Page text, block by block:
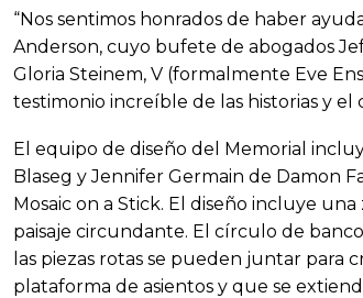
“Nos sentimos honrados de haber
Anderson, cuyo bufete de abogados
Gloria Steinem, V (formalmente Eve
testimonio increíble de las historias y el
El equipo de diseño del Memorial
Blaseg y Jennifer Germain de Damon
Mosaic on a Stick. El diseño incluye
paisaje circundante. El círculo de
las piezas rotas se pueden juntar para
plataforma de asientos y que se